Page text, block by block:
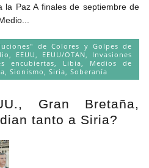
la Paz A finales de septiembre de
de Colores y Golpes de
, EEUU, EEUU/OTAN, Invasiones
encubiertas, Libia, Medios de
, Sionismo, Siria, Soberanía
Gran Bretaña,
tanto a Siria?